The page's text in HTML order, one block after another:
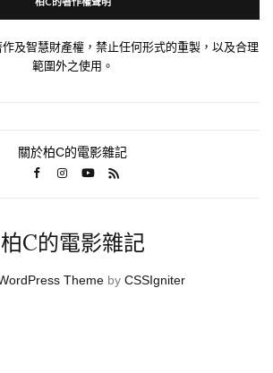
及智慧財產權，禁止任何形式的重製，以及合理
範圍外之使用。
關於柏C的電影雜記
柏C的電影雜記
Themeby CSSIgniter